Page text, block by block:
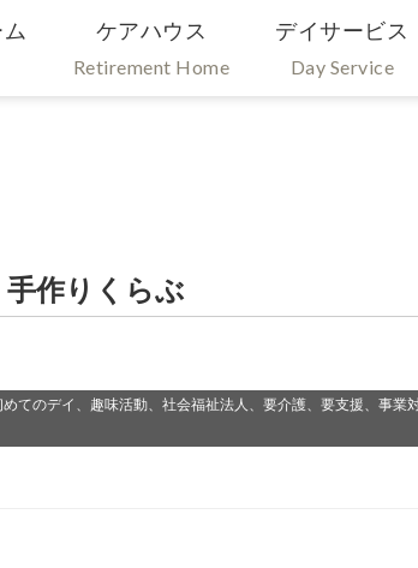
ケアハウス
Retirement Home
デイサービス
Day Service
作りくらぶ
てのデイ、趣味活動、社会福祉法人、要介護、要支援、事業